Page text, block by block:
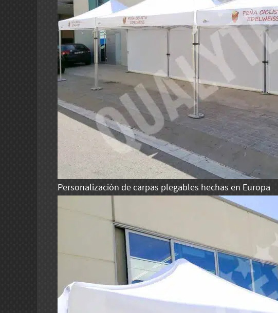
Personalización de carpas plegables hechas en Europa